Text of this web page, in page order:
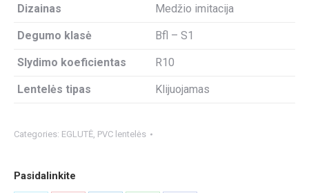
Dizainas Medžio imitacija
Degumo klasė Bfl – S1
Slydimo koeficientas R10
Lentelės tipas Klijuojamas
Categories: EGLUTĖ, PVC lentelės
Pasidalinkite